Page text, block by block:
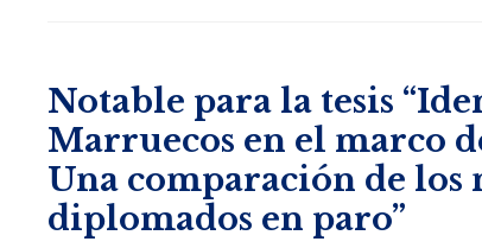
Notable para la tesis
Marruecos en el marco
Una comparación de
diplomados en paro”